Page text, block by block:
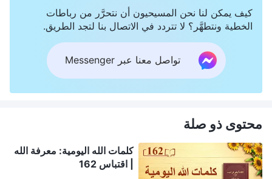
كيف يمكن لنا نحن المسيحيون أن نتحرَّر من رباطات
الخطية ونتطهَّر؟ لا تتردد في الاتصال بنا لتجد الطريق.
تواصل معنا عبر Messenger
محتوى ذو صلة
كلمات الله اليومية: معرفة الله
| اقتباس 162